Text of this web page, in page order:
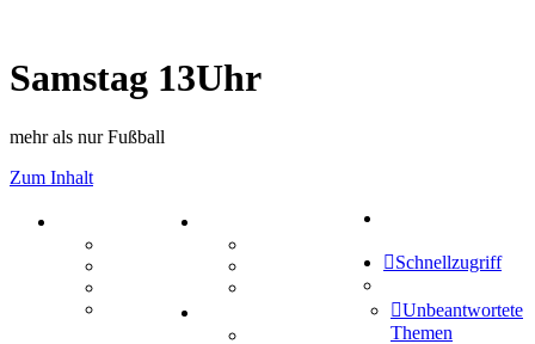
Samstag 13Uhr
mehr als nur Fußball
Zum Inhalt
Mastodon
Treffenübersicht
Zitatesammlung
Schnellzugriff
Unbeantwortete
Themen